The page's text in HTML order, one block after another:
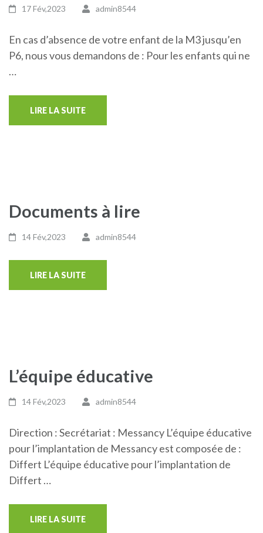
17 Fév,2023 admin8544
En cas d’absence de votre enfant de la M3 jusqu’en
P6, nous vous demandons de : Pour les enfants qui ne
…
LIRE LA SUITE
Documents à lire
14 Fév,2023 admin8544
LIRE LA SUITE
L’équipe éducative
14 Fév,2023 admin8544
Direction : Secrétariat : Messancy L’équipe éducative
pour l’implantation de Messancy est composée de :
Differt L’équipe éducative pour l’implantation de
Differt …
LIRE LA SUITE